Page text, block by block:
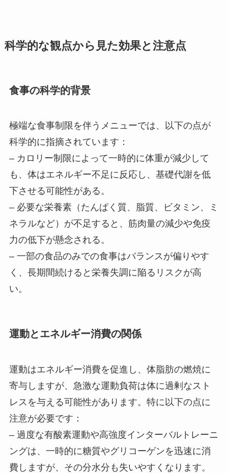
科学的な観点から見た効果と注意点
食事の科学的背景
極端な食事制限を伴うメニューでは、以下の点が
科学的に指摘されています：
– カロリー制限によって一時的に体重が減少して
も、体はエネルギー不足に反応し、基礎代謝を低
下させる可能性がある。
– 必要な栄養素（たんぱく質、脂質、ビタミン、ミ
ネラルなど）が不足すると、筋肉量の減少や免疫
力の低下が懸念される。
– 一部の食品のみでの食事はバランスが偏りやす
く、長期間続けると栄養失調に陥るリスクが高
い。
運動とエネルギー消費の関係
運動はエネルギー消費を促進し、体脂肪の燃焼に
寄与しますが、急激な運動負荷は体に過剰なスト
レスを与える可能性があります。特に以下の点に
注意が必要です：
– 過度な有酸素運動や高強度インターバルトレーニ
ングは、一時的に糖質やグリコーゲンを迅速に消
費しますが、その分水分も失いやすくなります。